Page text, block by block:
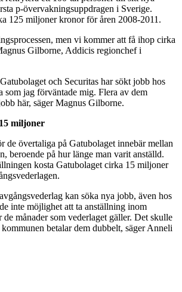
p-övervakningsuppdragen i Sverige.
125 miljoner kronor för åren 2008-2011.
men vi kommer att få ihop cirka
Gilborne, Addicis regionchef i
och Securitas har sökt jobb hos
som jag förväntade mig. Flera av dem
här, säger Magnus Gilborne.
miljoner
de övertaliga på Gatubolaget innebär mellan
beroende på hur länge man varit anställd.
kosta Gatubolaget cirka 15 miljoner
kan söka nya jobb, även hos
inte möjlighet att ta anställning inom
de månader som vederlaget gäller. Det skulle
betalar dem dubbelt, säger Anneli